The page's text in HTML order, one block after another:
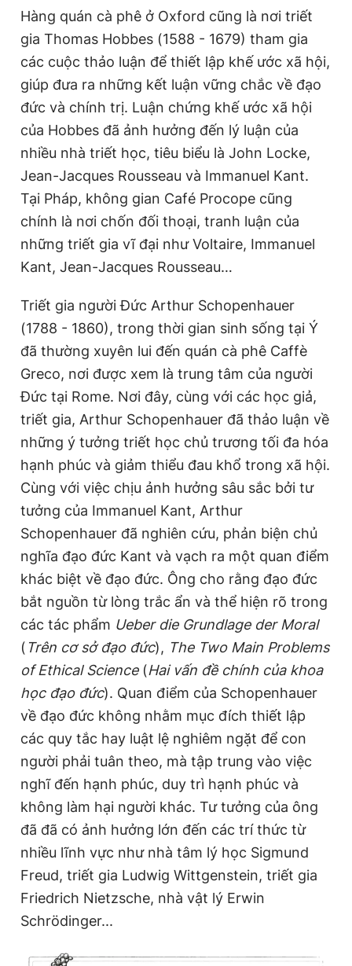
Hàng quán cà phê ở Oxford cũng là nơi triết
gia Thomas Hobbes (1588 - 1679) tham gia
các cuộc thảo luận để thiết lập khế ước xã hội,
giúp đưa ra những kết luận vững chắc về đạo
đức và chính trị. Luận chứng khế ước xã hội
của Hobbes đã ảnh hưởng đến lý luận của
nhiều nhà triết học, tiêu biểu là John Locke,
Jean-Jacques Rousseau và Immanuel Kant.
Tại Pháp, không gian Café Procope cũng
chính là nơi chốn đối thoại, tranh luận của
những triết gia vĩ đại như Voltaire, Immanuel
Kant, Jean-Jacques Rousseau…
Triết gia người Đức Arthur Schopenhauer
(1788 - 1860), trong thời gian sinh sống tại Ý
đã thường xuyên lui đến quán cà phê Caffè
Greco, nơi được xem là trung tâm của người
Đức tại Rome. Nơi đây, cùng với các học giả,
triết gia, Arthur Schopenhauer đã thảo luận về
những ý tưởng triết học chủ trương tối đa hóa
hạnh phúc và giảm thiểu đau khổ trong xã hội.
Cùng với việc chịu ảnh hưởng sâu sắc bởi tư
tưởng của Immanuel Kant, Arthur
Schopenhauer đã nghiên cứu, phản biện chủ
nghĩa đạo đức Kant và vạch ra một quan điểm
khác biệt về đạo đức. Ông cho rằng đạo đức
bắt nguồn từ lòng trắc ẩn và thể hiện rõ trong
các tác phẩm Ueber die Grundlage der Moral
( Trên cơ sở đạo đức), The Two Main Problems
of Ethical Science(Hai vấn đề chính của khoa
học đạo đức). Quan điểm của Schopenhauer
về đạo đức không nhằm mục đích thiết lập
các quy tắc hay luật lệ nghiêm ngặt để con
người phải tuân theo, mà tập trung vào việc
nghĩ đến hạnh phúc, duy trì hạnh phúc và
không làm hại người khác. Tư tưởng của ông
đã đã có ảnh hưởng lớn đến các trí thức từ
nhiều lĩnh vực như nhà tâm lý học Sigmund
Freud, triết gia Ludwig Wittgenstein, triết gia
Friedrich Nietzsche, nhà vật lý Erwin
Schrödinger...